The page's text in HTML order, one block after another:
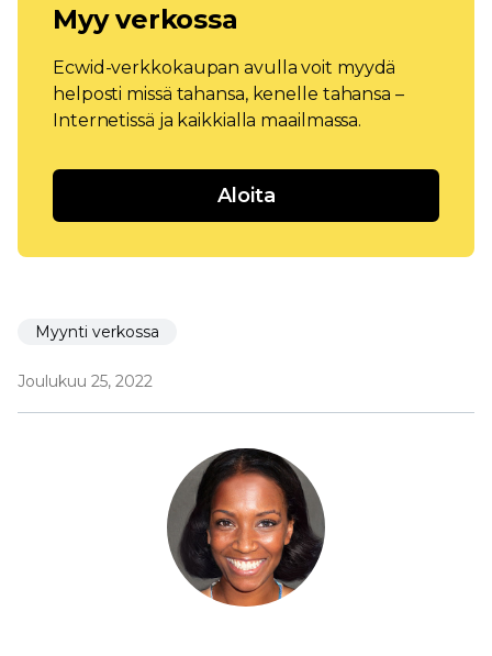
Myy verkossa
Ecwid-verkkokaupan avulla voit myydä
helposti missä tahansa, kenelle tahansa –
Internetissä ja kaikkialla maailmassa.
Aloita
Myynti verkossa
Joulukuu 25, 2022